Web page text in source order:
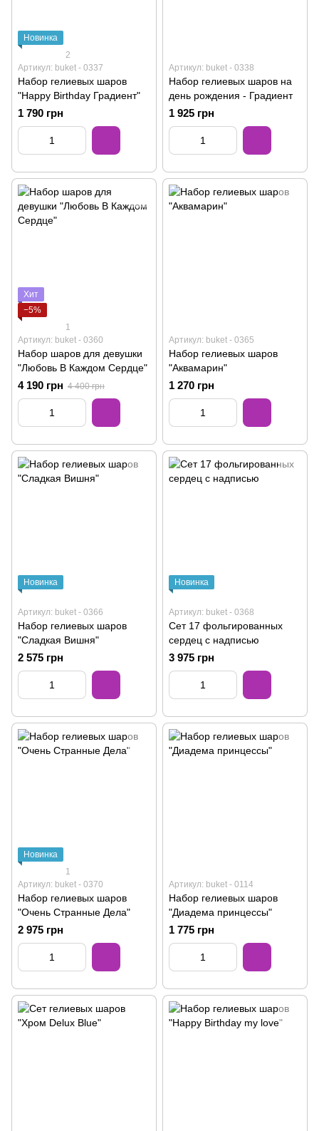
Новинка
2
Артикул: buket - 0337
Набор гелиевых шаров
"Happy Birthday Градиент"
1 790 грн
Артикул: buket - 0338
Набор гелиевых шаров на
день рождения - Градиент
1 925 грн
Хит
−5%
1
Артикул: buket - 0360
Набор шаров для девушки
"Любовь В Каждом Сердце"
4 190 грн 4 400 грн
Артикул: buket - 0365
Набор гелиевых шаров
"Аквамарин"
1 270 грн
Новинка
Артикул: buket - 0366
Набор гелиевых шаров
"Сладкая Вишня"
2 575 грн
Новинка
Артикул: buket - 0368
Сет 17 фольгированных
сердец с надписью
3 975 грн
Новинка
1
Артикул: buket - 0370
Набор гелиевых шаров
"Очень Странные Дела"
2 975 грн
Артикул: buket - 0114
Набор гелиевых шаров
"Диадема принцессы"
1 775 грн